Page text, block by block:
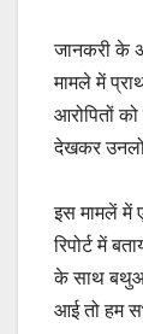
जानकरी के
मामले में
आरोपितों
देखकर
इस मामलें में
रिपोर्ट में
के साथ बथुआ
आई तो हम